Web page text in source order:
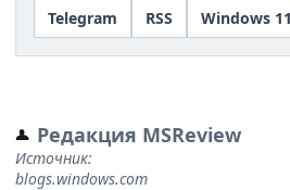
Telegram
RSS Windows 11
Редакция MSReview
Источник:
blogs.windows.com